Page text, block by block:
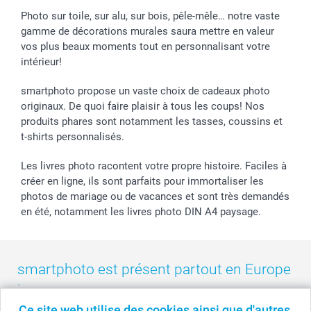
Stickers & Etiquettes
Chèque Cadeau
Affiliation
Investor Relations
B2B smartbusiness
Confirmation ou communion
Mariage
Fête d'anniversaire
Tous les évènements
Livraison en 48 heures
Modes de Paiement
Identifiez-vous
Statut de ma commande
smarfriends
smartgarantie
smartbonus
Photo sur toile, sur alu, sur bois, pêle-mêle… notre vaste
gamme de décorations murales saura mettre en valeur
vos plus beaux moments tout en personnalisant votre
intérieur!
smartphoto propose un vaste choix de cadeaux photo
originaux. De quoi faire plaisir à tous les coups! Nos
produits phares sont notamment les tasses, coussins et
t-shirts personnalisés.
Les livres photo racontent votre propre histoire. Faciles à
créer en ligne, ils sont parfaits pour immortaliser les
photos de mariage ou de vacances et sont très demandés
en été, notamment les livres photo DIN A4 paysage.
smartphoto est présent partout en Europe
: